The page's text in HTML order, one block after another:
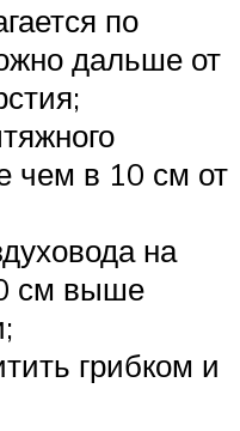
по
дальше от
чем в 10 см от
на
см выше
грибком и